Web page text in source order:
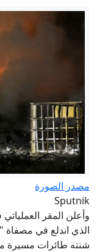
مصدر الصورة
Sputnik
وأعلن المقر
الذي اندلع في
شنته طائرات مسيرة